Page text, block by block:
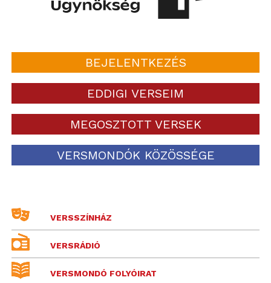
BEJELENTKEZÉS
EDDIGI VERSEIM
MEGOSZTOTT VERSEK
VERSMONDÓK KÖZÖSSÉGE
VERSSZÍNHÁZ
VERSRÁDIÓ
VERSMONDÓ FOLYÓIRAT